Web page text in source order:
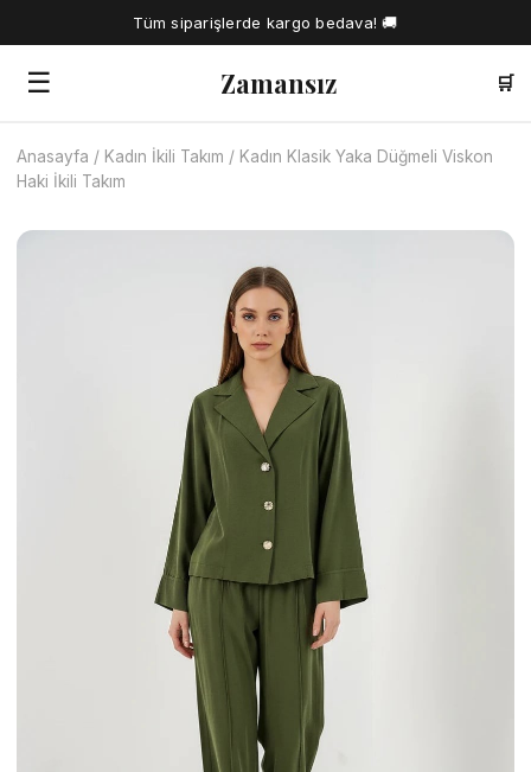
Tüm siparişlerde kargo bedava! 🚚
☰ Zamansız 🛒
🔍
Tüm Ürünler
Anasayfa / Kadın İkili Takım / Kadın Klasik Yaka Düğmeli Viskon
Haki İkili Takım